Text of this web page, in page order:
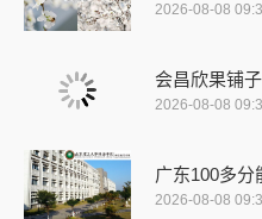
2026-08-08
会昌欣果铺
2026-08-08
广东100多分
2026-08-08